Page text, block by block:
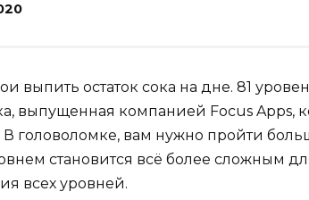
выпить остаток сока на дне. 81
выпущенная компанией Focus Apps,
В головоломке, вам нужно пройти
становится всё более сложным
всех уровней.